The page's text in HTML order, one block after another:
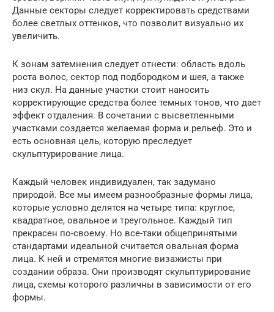
Данные секторы следует корректировать средствами
более светлых оттенков, что позволит визуально их
увеличить.
К зонам затемнения следует отнести: область вдоль
роста волос, сектор под подбородком и шея, а также
низ скул. На данные участки стоит наносить
корректирующие средства более темных тонов, что дает
эффект отдаления. В сочетании с высветленными
участками создается желаемая форма и рельеф. Это и
есть основная цель, которую преследует
скульптурирование лица.
Каждый человек индивидуален, так задумано
природой. Все мы имеем разнообразные формы лица,
которые условно делятся на четыре типа: круглое,
квадратное, овальное и треугольное. Каждый тип
прекрасен по-своему. Но все-таки общепринятыми
стандартами идеальной считается овальная форма
лица. К ней и стремятся многие визажисты при
создании образа. Они производят скульптурирование
лица, схемы которого различны в зависимости от его
формы.